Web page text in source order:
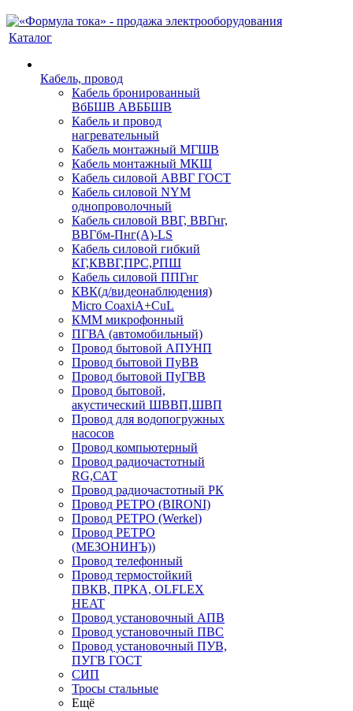
Каталог
Кабель, провод
Кабель бронированный
ВбБШВ АВББШВ
Кабель и провод
нагревательный
Кабель монтажный МГШВ
Кабель монтажный МКШ
Кабель силовой АВВГ ГОСТ
Кабель силовой NYM
однопроволочный
Кабель силовой ВВГ, ВВГнг,
ВВГбм-Пнг(А)-LS
Кабель силовой гибкий
КГ,КВВГ,ПРС,РПШ
Кабель силовой ППГнг
КВК(д/видеонаблюдения)
Micro CoaxiA+CuL
КММ микрофонный
ПГВА (автомобильный)
Провод бытовой АПУНП
Провод бытовой ПуВВ
Провод бытовой ПуГВВ
Провод бытовой,
акустический ШВВП,ШВП
Провод для водопогружных
насосов
Провод компьютерный
Провод радиочастотный
RG,САТ
Провод радиочастотный РК
Провод РЕТРО (BIRONI)
Провод РЕТРО (Werkel)
Провод РЕТРО
(МЕЗОНИНЪ))
Провод телефонный
Провод термостойкий
ПВКВ, ПРКА, OLFLEX
HEAT
Провод установочный АПВ
Провод установочный ПВС
Провод установочный ПУВ,
ПУГВ ГОСТ
СИП
Тросы стальные
Ещё